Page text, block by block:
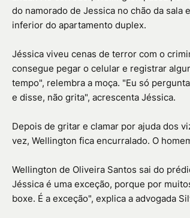
do namorado de Jessica no chão da sala
inferior do apartamento duplex.
Jéssica viveu cenas de terror com o
consegue pegar o celular e registrar
tempo", relembra a moça. "Eu só
e disse, não grita", acrescenta Jéssica.
Depois de gritar e clamar por ajuda dos
vez, Wellington fica encurralado. O
Wellington de Oliveira Santos sai do
Jéssica é uma exceção, porque por
boxe. É a exceção", explica a advogada